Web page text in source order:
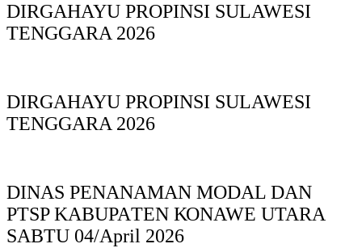
DIRGAHAYU PROPINSI SULAWESI
TENGGARA 2026
DIRGAHAYU PROPINSI SULAWESI
TENGGARA 2026
DINAS PΕΝΑΝΑΜAN MODAL DAN
PTSP KABUPAΤΕΝ ΚΟNAWE UTARA
SABTU 04/April 2026